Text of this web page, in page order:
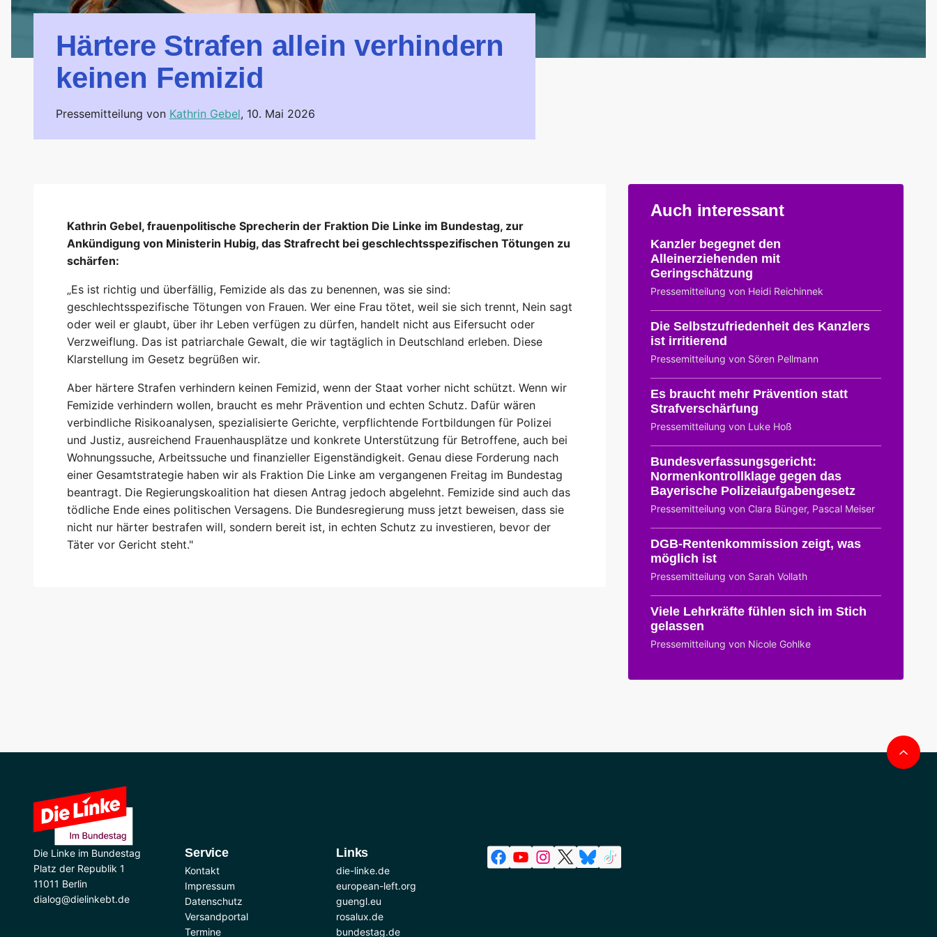
Härtere Strafen allein verhindern
keinen Femizid
Pressemitteilung von Kathrin Gebel, 10. Mai 2026
Kathrin Gebel, frauenpolitische Sprecherin der Fraktion Die Linke im Bundestag, zur
Ankündigung von Ministerin Hubig, das Strafrecht bei geschlechtsspezifischen Tötungen zu
schärfen:
„Es ist richtig und überfällig, Femizide als das zu benennen, was sie sind:
geschlechtsspezifische Tötungen von Frauen. Wer eine Frau tötet, weil sie sich trennt, Nein sagt
oder weil er glaubt, über ihr Leben verfügen zu dürfen, handelt nicht aus Eifersucht oder
Verzweiflung. Das ist patriarchale Gewalt, die wir tagtäglich in Deutschland erleben. Diese
Klarstellung im Gesetz begrüßen wir.
Aber härtere Strafen verhindern keinen Femizid, wenn der Staat vorher nicht schützt. Wenn wir
Femizide verhindern wollen, braucht es mehr Prävention und echten Schutz. Dafür wären
verbindliche Risikoanalysen, spezialisierte Gerichte, verpflichtende Fortbildungen für Polizei
und Justiz, ausreichend Frauenhausplätze und konkrete Unterstützung für Betroffene, auch bei
Wohnungssuche, Arbeitssuche und finanzieller Eigenständigkeit. Genau diese Forderung nach
einer Gesamtstrategie haben wir als Fraktion Die Linke am vergangenen Freitag im Bundestag
beantragt. Die Regierungskoalition hat diesen Antrag jedoch abgelehnt. Femizide sind auch das
tödliche Ende eines politischen Versagens. Die Bundesregierung muss jetzt beweisen, dass sie
nicht nur härter bestrafen will, sondern bereit ist, in echten Schutz zu investieren, bevor der
Täter vor Gericht steht."
Auch interessant
Kanzler begegnet den
Alleinerziehenden mit
Geringschätzung
Pressemitteilung von Heidi Reichinnek
Die Selbstzufriedenheit des Kanzlers
ist irritierend
Pressemitteilung von Sören Pellmann
Es braucht mehr Prävention statt
Strafverschärfung
Pressemitteilung von Luke Hoß
Bundesverfassungsgericht:
Normenkontrollklage gegen das
Bayerische Polizeiaufgabengesetz
Pressemitteilung von Clara Bünger, Pascal Meiser
DGB-Rentenkommission zeigt, was
möglich ist
Pressemitteilung von Sarah Vollath
Viele Lehrkräfte fühlen sich im Stich
gelassen
Pressemitteilung von Nicole Gohlke
Die Linke im Bundestag
Platz der Republik 1
11011 Berlin
dialog@dielinkebt.de
Service
Kontakt
Impressum
Datenschutz
Versandportal
Termine
Links
die-linke.de
european-left.org
guengl.eu
rosalux.de
bundestag.de